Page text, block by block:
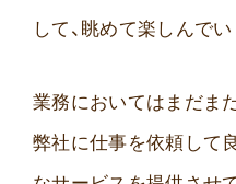
して、眺めて楽しんでい
業務においてはまだま
弊社に仕事を依頼して